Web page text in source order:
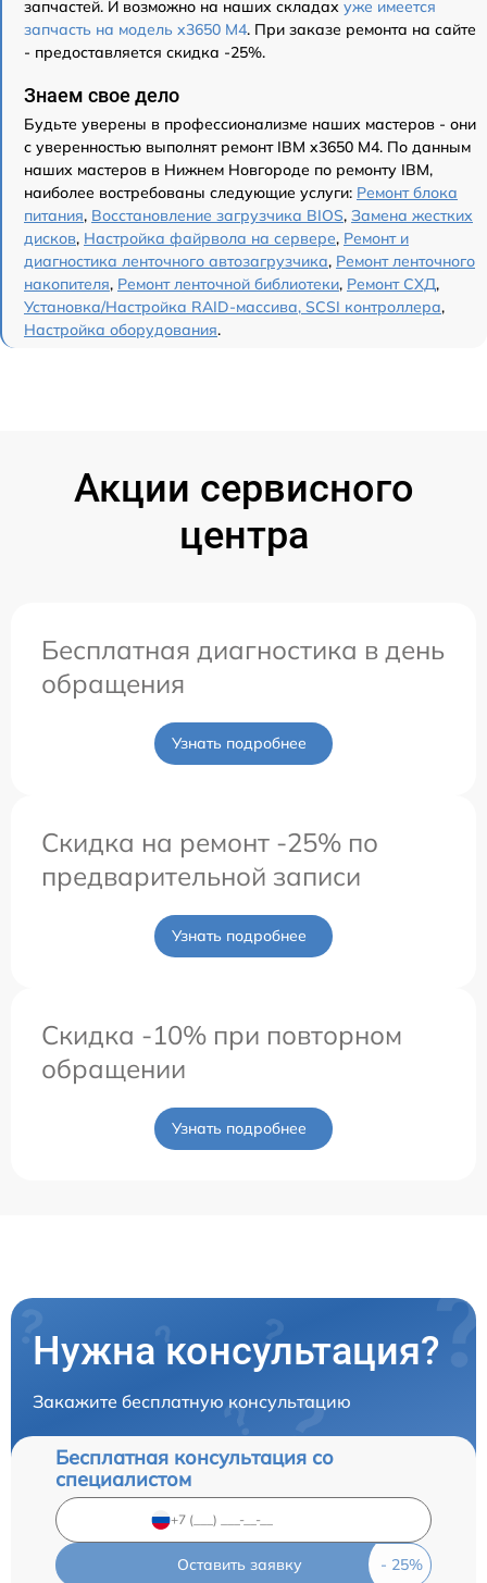
запчастей. И возможно на наших складах уже имеется
запчасть на модель x3650 M4. При заказе ремонта на сайте
- предоставляется скидка -25%.
Знаем свое дело
Будьте уверены в профессионализме наших мастеров - они
с уверенностью выполнят ремонт IBM x3650 M4. По данным
наших мастеров в Нижнем Новгороде по ремонту IBM,
наиболее востребованы следующие услуги: Ремонт блока
питания, Восстановление загрузчика BIOS, Замена жестких
дисков, Настройка файрвола на сервере, Ремонт и
диагностика ленточного автозагрузчика, Ремонт ленточного
накопителя, Ремонт ленточной библиотеки, Ремонт СХД,
Установка/Настройка RAID-массива, SCSI контроллера,
Настройка оборудования.
Акции сервисного
центра
Бесплатная диагностика в день
обращения
Узнать подробнее
Скидка на ремонт -25% по
предварительной записи
Узнать подробнее
Скидка -10% при повторном
обращении
Узнать подробнее
Нужна консультация?
Закажите бесплатную консультацию
Бесплатная консультация со
специалистом
Оставить заявку